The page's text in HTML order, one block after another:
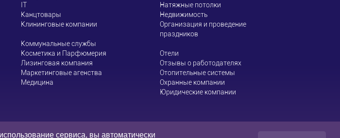
сервиса, вы автоматически
ІТ
Канцтовары
Клининговые компании
Коммунальные службы
Косметика и Парфюмерия
Лизинговая компания
Маркетинговые агенства
Медицина
Натяжные потолки
Недвижимость
Организация и проведение
праздников
Отели
Отзывы о работодателях
Отопительные системы
Охранные компании
Юридические компании